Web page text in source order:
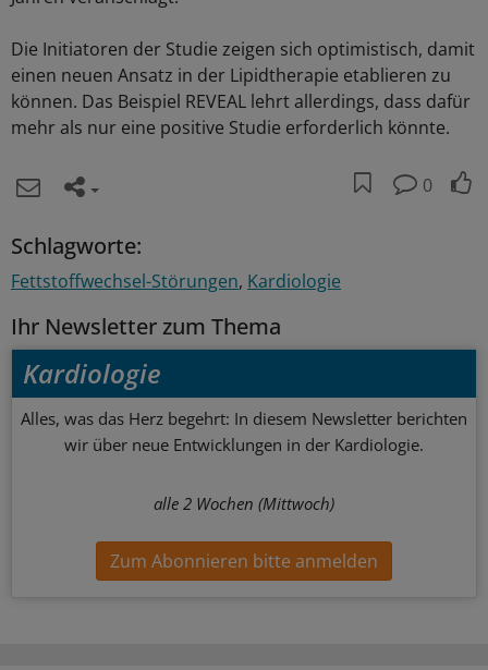
Die Initiatoren der Studie zeigen sich optimistisch, damit
einen neuen Ansatz in der Lipidtherapie etablieren zu
können. Das Beispiel REVEAL lehrt allerdings, dass dafür
mehr als nur eine positive Studie erforderlich könnte.
0
Schlagworte:
Fettstoffwechsel-Störungen Kardiologie
Ihr Newsletter zum Thema
Kardiologie
Alles, was das Herz begehrt: In diesem Newsletter berichten
wir über neue Entwicklungen in der Kardiologie.
alle 2 Wochen (Mittwoch)
Zum Abonnieren bitte anmelden